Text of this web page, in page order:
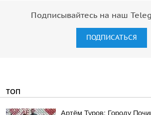
Подписывайтесь на наш
ПОДПИСАТЬСЯ
ТОП
Артём Туров: Городу